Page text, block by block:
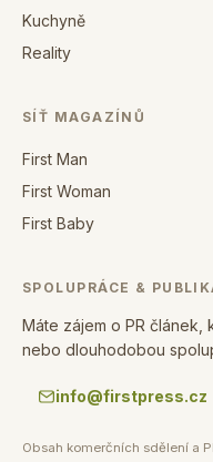
Kuchyně
Reality
SÍŤ MAGAZÍNŮ
First Man
First Woman
First Baby
SPOLUPRÁCE &
Máte zájem o PR článek,
nebo dlouhodobou
info@firstpress.cz
Obsah komerčních sdělení a